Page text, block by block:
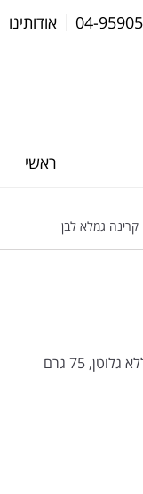
אודותינו
ראשי
גמלא לבן
75 גרם